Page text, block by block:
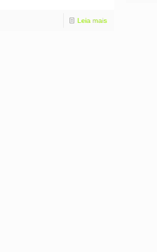
Leia mais